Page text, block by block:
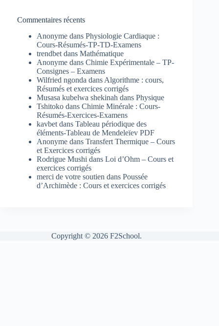
Commentaires récents
Anonyme dans Physiologie Cardiaque :
Cours-Résumés-TP-TD-Examens
trendbet dans Mathématique
Anonyme dans Chimie Expérimentale – TP-
Consignes – Examens
Wilfried ngonda dans Algorithme : cours,
Résumés et exercices corrigés
Musasa kubelwa shekinah dans Physique
Tshitoko dans Chimie Minérale : Cours-
Résumés-Exercices-Examens
kavbet dans Tableau périodique des
éléments-Tableau de Mendeleïev PDF
Anonyme dans Transfert Thermique – Cours
et Exercices corrigés
Rodrigue Mushi dans Loi d’Ohm – Cours et
exercices corrigés
merci de votre soutien dans Poussée
d’Archimède : Cours et exercices corrigés
Copyright © 2026 F2School.